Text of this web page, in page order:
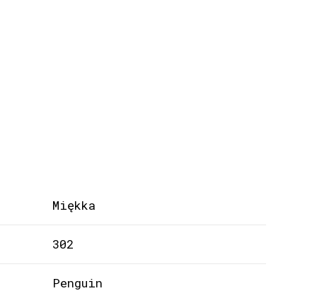
Miękka
302
Penguin